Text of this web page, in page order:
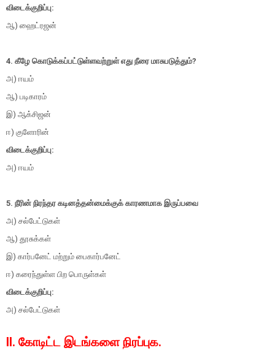
விடைக்குறிப்பு:
ஆ) ஹைட்ரஜன்
4. கீழே கொடுக்கப்பட்டுள்ளவற்றுள் எது நீரை மாசுபடுத்தும்?
அ) ஈயம்
ஆ) படிகாரம்
இ) ஆக்சிஜன்
ஈ) குளோரின்
விடைக்குறிப்பு:
அ) ஈயம்
5. நீரின் நிரந்தர கடினத்தன்மைக்குக் காரணமாக இருப்பவை
அ) சல்பேட்டுகள்
ஆ) தூசுக்கள்
இ) கார்பனேட் மற்றும் பைகார்பனேட்
ஈ) கரைந்துள்ள பிற பொருள்கள்
விடைக்குறிப்பு:
அ) சல்பேட்டுகள்
II. கோடிட்ட இடங்களை நிரப்புக.